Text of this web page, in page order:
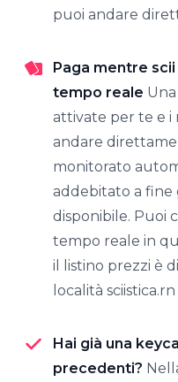
puoi andare
Paga mentre
tempo reale
attivate per te e i
andare
monitorato
addebitato a fine
disponibile. Puoi
tempo reale in
il listino prezzi è
località sciistica.rn
Hai già una
precedenti?